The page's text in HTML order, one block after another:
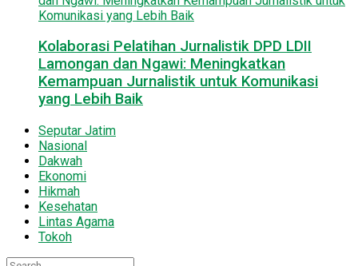
Kolaborasi Pelatihan Jurnalistik DPD LDII
Lamongan dan Ngawi: Meningkatkan
Kemampuan Jurnalistik untuk Komunikasi
yang Lebih Baik
Seputar Jatim
Nasional
Dakwah
Ekonomi
Hikmah
Kesehatan
Lintas Agama
Tokoh